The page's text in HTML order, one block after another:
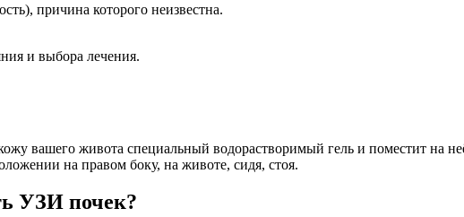
причина которого неизвестна.
и выбора лечения.
вашего живота специальный водорастворимый гель и поместит на
на правом боку, на животе, сидя, стоя.
УЗИ почек?